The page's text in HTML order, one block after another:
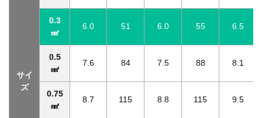
サイ
ズ
0.3
㎟
6.0 51 6.0 55 6.5
0.5
㎟
7.6 84 7.5 88 8.1
0.75
㎟
8.7 115 8.8 115 9.5